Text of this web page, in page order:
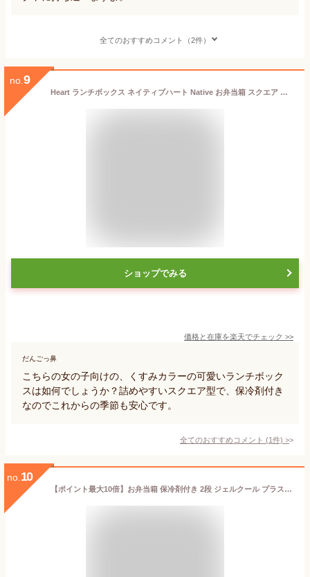
全てのおすすめコメント（2件）
no. 9
Heart ランチボックス ネイティブハート Native お弁当箱 スクエア カーシヴ スクエアネストランチ 定番 保冷剤付き 600ml 日本製 お弁当 入れ子 ランチ スクエアネスト 正方形 食洗機対応 レンジ対応 2段
ショップでみる
価格と在庫を楽天でチェック >>
だんごっ鼻
こちらの女の子向けの、くすみカラーの可愛いランチボック
スは如何でしょうか？詰めやすいスクエア型で、保冷剤付き
なのでこれからの季節も安心です。
全てのおすすめコメント (1件) >
no. 10
【ポイント最大10倍】お弁当箱 保冷剤付き 2段 ジェルクール プラス デリ 300ml+295ml 日本製 レンジ対応 食洗器対応 弁当箱 保冷蓋 保冷剤一体型 保冷ランチボックス GEL-COOL plus deli デリボックス 2段 かわいい 大人 女子 男子 おしゃれ 子供 白 保冷 夏